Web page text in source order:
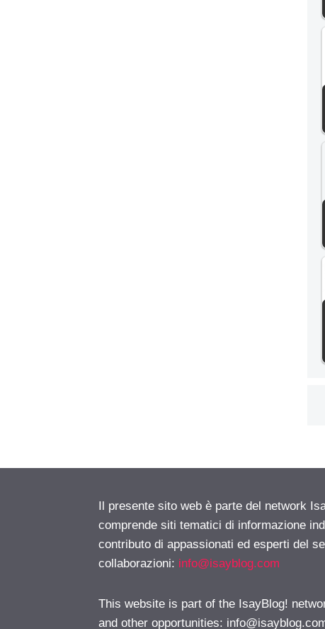
Il presente sito web è parte del network
comprende siti tematici di informazione
contributo di appassionati ed esperti del
collaborazioni: info@isayblog.com
This website is part of the IsayBlog!
and other opportunities: